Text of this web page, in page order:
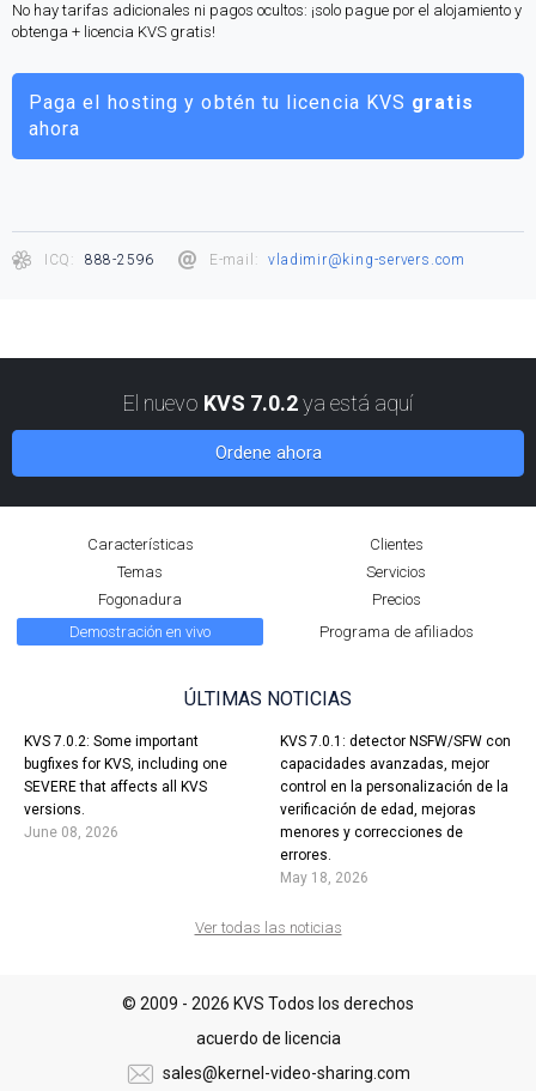
No hay tarifas adicionales ni pagos ocultos: ¡solo pague por el alojamiento y
obtenga + licencia KVS gratis!
Paga el hosting y obtén tu licencia KVS gratis
ahora
ICQ: 888-2596 E-mail: vladimir@king-servers.com
El nuevo KVS 7.0.2ya está aquí
Ordene ahora
Características
Clientes
Temas
Servicios
Fogonadura
Precios
Demostración en vivo
Programa de afiliados
ÚLTIMAS NOTICIAS
KVS 7.0.2: Some important
bugfixes for KVS, including one
SEVERE that affects all KVS
versions.
June 08, 2026
KVS 7.0.1: detector NSFW/SFW con
capacidades avanzadas, mejor
control en la personalización de la
verificación de edad, mejoras
menores y correcciones de
errores.
May 18, 2026
Ver todas las noticias
© 2009 - 2026 KVS Todos los derechos
acuerdo de licencia
sales@kernel-video-sharing.com